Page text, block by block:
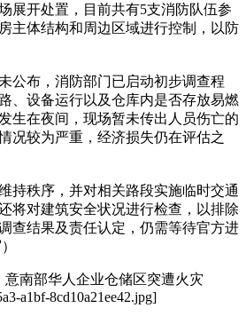
展开处置，目前共有5支消防队伍参
主体结构和周边区域进行控制，以防
公布，消防部门已启动初步调查程
、设备运行以及仓库内是否存放易燃
生在夜间，现场暂未传出人员伤亡的
况较为严重，经济损失仍在评估之
持秩序，并对相关路段实施临时交通
将对建筑安全状况进行检查，以排除
查结果及责任认定，仍需等待官方进